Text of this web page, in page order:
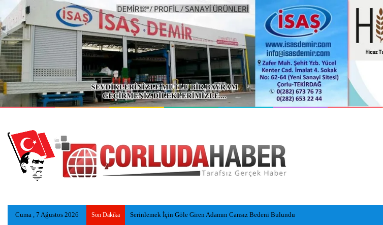
Cuma , 7 Ağustos 2026 Son Dakika Serinlemek İçin Göle Giren Adamın Cansız Bedeni Bulundu